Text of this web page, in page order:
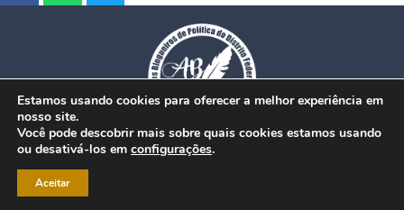
© Copyright 2026. www.dfmobilidade.com.br - Todos os direitos reservados.
Estamos usando cookies para oferecer a melhor experiência em
nosso site.
Você pode descobrir mais sobre quais cookies estamos usando
ou desativá-los em configurações.
Aceitar